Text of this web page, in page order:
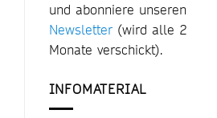
und abonniere unseren
Newsletter(wird alle 2
Monate verschickt).
INFOMATERIAL